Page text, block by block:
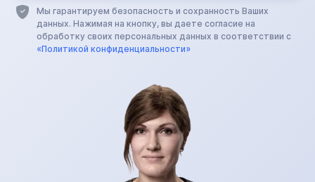
Мы гарантируем безопасность и сохранность Ваших
данных. Нажимая на кнопку, вы даете согласие на
обработку своих персональных данных в соответствии с
«Политикой конфиденциальности»